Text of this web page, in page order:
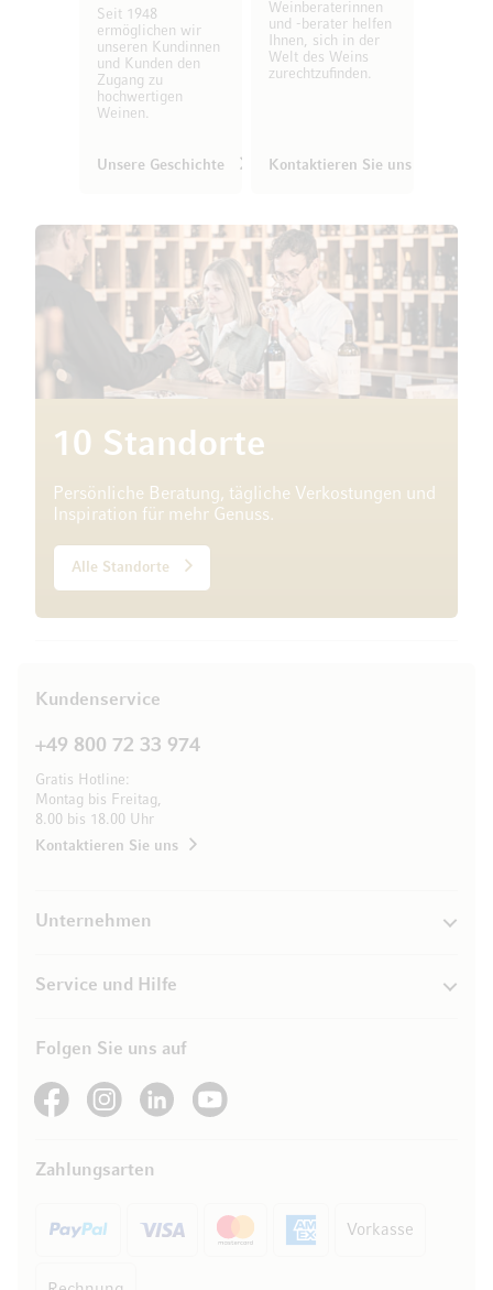
Seit 1948
ermöglichen wir
unseren Kundinnen
und Kunden den
Zugang zu
hochwertigen
Weinen.
Unsere Geschichte
Weinberaterinnen
und -berater helfen
Ihnen, sich in der
Welt des Weins
zurechtzufinden.
Kontaktieren Sie uns
10 Standorte
Persönliche Beratung, tägliche Verkostungen und
Inspiration für mehr Genuss.
Alle Standorte
Kundenservice
+49 800 72 33 974
Gratis Hotline:
Montag bis Freitag,
8.00 bis 18.00 Uhr
Kontaktieren Sie uns
Unternehmen
Service und Hilfe
Folgen Sie uns auf
See our FacebookSee our Instagram account
See our LinkedInSee our YouTube channel
Zahlungsarten
Vorkasse